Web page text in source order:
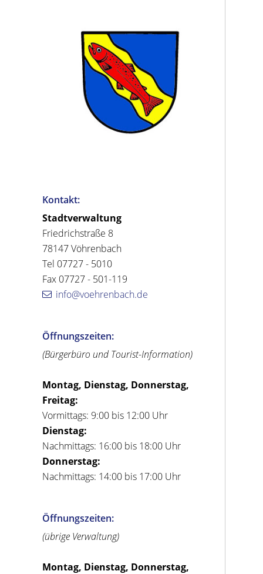
Kontakt:
Stadtverwaltung
Friedrichstraße 8
78147 Vöhrenbach
Tel 07727 - 5010
Fax 07727 - 501-119
info@voehrenbach.de
Öffnungszeiten:
(Bürgerbüro und Tourist-Information)
Montag, Dienstag, Donnerstag,
Freitag:
Vormittags: 9:00 bis 12:00 Uhr
Dienstag:
Nachmittags: 16:00 bis 18:00 Uhr
Donnerstag:
Nachmittags: 14:00 bis 17:00 Uhr
Öffnungszeiten:
(übrige Verwaltung)
Montag, Dienstag, Donnerstag,